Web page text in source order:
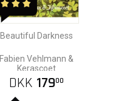
Beautiful Darkness
Fabien Vehlmann &
Kerascoet
DKK 17900